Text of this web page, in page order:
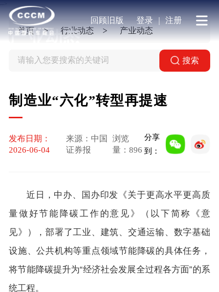
-->
回顾旧版 登录 | 注册
产业动态
首页 行业动态 产业动态
搜索
制造业“六化”转型再提速
发布日期：
2026-06-04
来源：中国
证券报
浏览
量： 896
分享
到：
近日，中办、国办印发《关于更高水平更高质
量做好节能降碳工作的意见》（以下简称《意
见》），部署了工业、建筑、交通运输、数字基础
设施、公共机构等重点领域节能降碳的具体任务，
将节能降碳提升为“经济社会发展全过程各方面”的系
统工程。